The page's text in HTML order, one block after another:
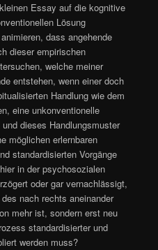
Essay auf die kognitive
Lösung
dass angehende
dieser empirischen
welche meiner
entstehen, wenn einer doch
Handlung wie dem
eine unkonventionelle
dieses Handlungsmuster
möglichen erlernbaren
standardisierten Vorgänge
in der psychosozialen
oder gar vernachlässigt,
nach rechts aneinander
mehr ist, sondern erst neu
standardisierter und
werden muss?